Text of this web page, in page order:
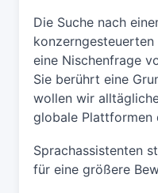
Die Suche nach
eine Nischenfrage
Sie berührt eine
wollen wir
globale Plattformen
Sprachassistenten
für eine größere